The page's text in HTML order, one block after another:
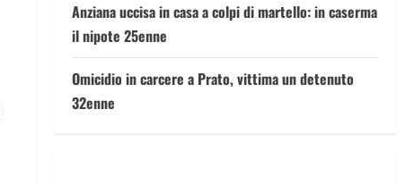
Anziana uccisa in casa a colpi di martello: in caserma
il nipote 25enne
Omicidio in carcere a Prato, vittima un detenuto
32enne